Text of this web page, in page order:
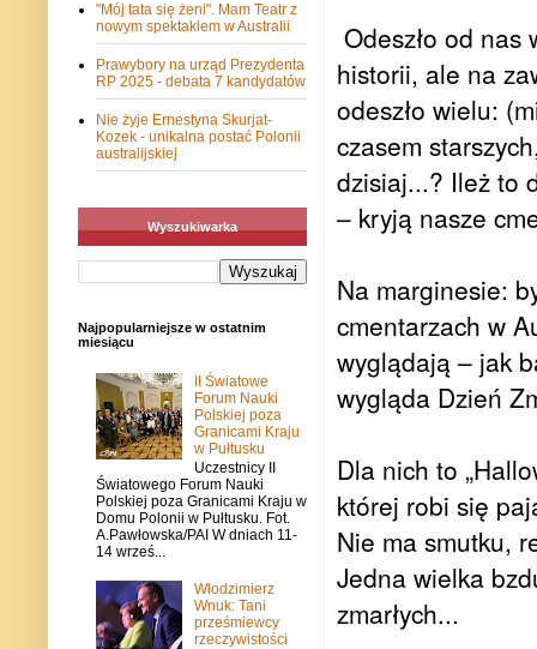
Odeszło od nas
historii, ale na
odeszło wielu:
czasem
dzisiaj...? Ileż to
– kryją nasze
Na marginesie:
cmentarzach w
wyglądają – jak
wygląda Dzień
Dla nich to
której robi się
Nie ma smutku,
Jedna wielka
zmarłych...
"Mój tata się żeni". Mam Teatr z
nowym spektaklem w Australii
Prawybory na urząd Prezydenta
RP 2025 - debata 7 kandydatów
Nie żyje Ernestyna Skurjat-
Kozek - unikalna postać Polonii
australijskiej
Wyszukiwarka
Najpopularniejsze w ostatnim
miesiącu
II Światowe
Forum Nauki
Polskiej poza
Granicami Kraju
w Pułtusku
Uczestnicy II
Światowego Forum Nauki
Polskiej poza Granicami Kraju w
Domu Polonii w Pułtusku. Fot.
A.Pawłowska/PAI W dniach 11-
14 wrześ...
Włodzimierz
Wnuk: Tani
prześmiewcy
rzeczywistości